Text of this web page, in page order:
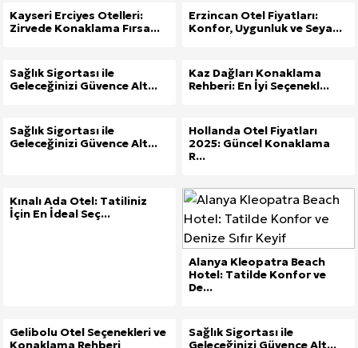
Kayseri Erciyes Otelleri:
Zirvede Konaklama Fırsa...
Erzincan Otel Fiyatları:
Konfor, Uygunluk ve Seya...
Sağlık Sigortası ile
Geleceğinizi Güvence Alt...
Kaz Dağları Konaklama
Rehberi: En İyi Seçenekl...
Sağlık Sigortası ile
Geleceğinizi Güvence Alt...
Hollanda Otel Fiyatları
2025: Güncel Konaklama
R...
Kınalı Ada Otel: Tatiliniz
İçin En İdeal Seç...
Alanya Kleopatra Beach
Hotel: Tatilde Konfor ve
De...
Gelibolu Otel Seçenekleri ve
Konaklama Rehberi
Sağlık Sigortası ile
Geleceğinizi Güvence Alt...